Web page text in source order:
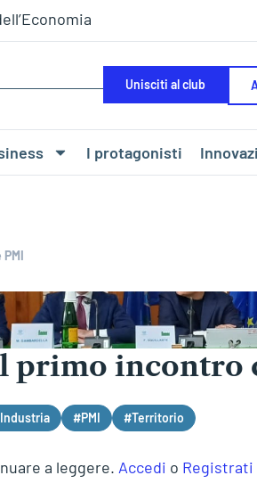
Unisciti al club
I protagonisti
primo incontro
#PMI #Territorio
a leggere. Accedi o Registrati